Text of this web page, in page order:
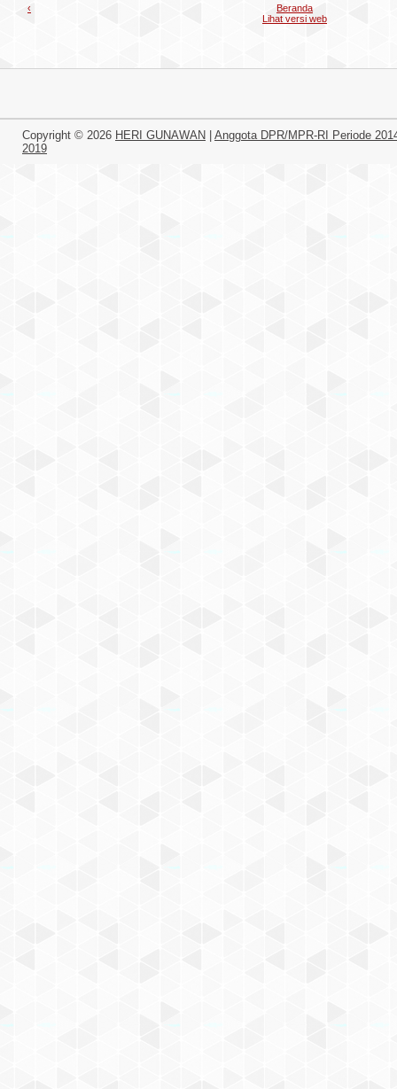
‹
Beranda
Lihat versi web
Copyright © 2026 HERI GUNAWAN
Anggota DPR/MPR-RI Periode
2019